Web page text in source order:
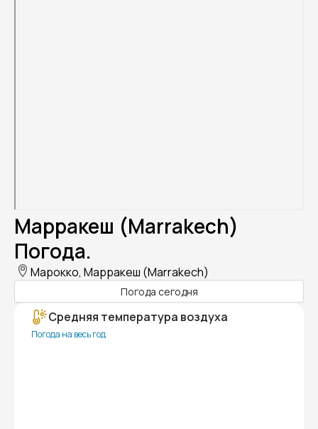
Марракеш (Marrakech)
Погода.
Марокко, Марракеш (Marrakech)
Погода сегодня
Средняя температура воздуха
Погода на весь год